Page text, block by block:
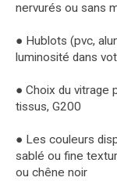
nervurés ou sans
● Hublots (pvc,
luminosité dans
● Choix du vitrage
tissus, G200
● Les couleurs
sablé ou fine
ou chêne noir